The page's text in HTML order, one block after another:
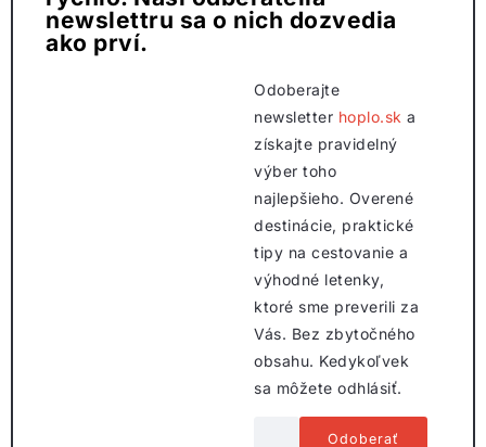
newslettru sa o nich dozvedia
ako prví.
Odoberajte
newsletter hoplo.sk a
získajte pravidelný
výber toho
najlepšieho. Overené
destinácie, praktické
tipy na cestovanie a
výhodné letenky,
ktoré sme preverili za
Vás. Bez zbytočného
obsahu. Kedykoľvek
sa môžete odhlásiť.